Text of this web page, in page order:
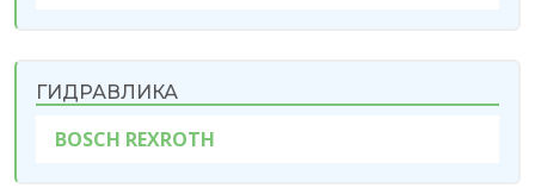
ГИДРАВЛИКА
BOSCH REXROTH